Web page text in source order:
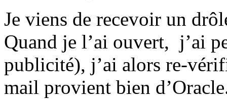
Je viens de recevoir un
Quand je l’ai ouvert, j’ai
publicité), j’ai alors re-
mail provient bien